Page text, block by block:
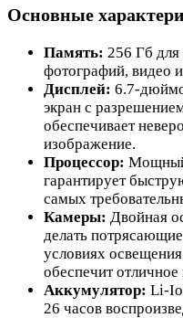
Основные
Память: 256 Гб
фотографий, видео
Дисплей: 6.7-
экран с
обеспечивает
изображение.
Процессор:
гарантирует
самых
Камеры: Двойная
делать
условиях
обеспечит отличное
Аккумулятор: Li-
26 часов